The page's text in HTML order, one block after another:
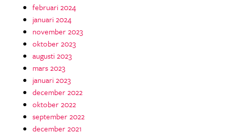
februari 2024
januari 2024
november 2023
oktober 2023
augusti 2023
mars 2023
januari 2023
december 2022
oktober 2022
september 2022
december 2021